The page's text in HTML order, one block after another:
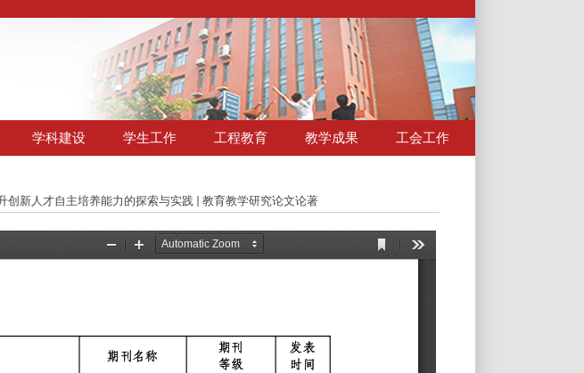
学科建设 学生工作 工程教育 教学成果 工会工作
创新人才自主培养能力的探索与实践 教育教学研究论文论著